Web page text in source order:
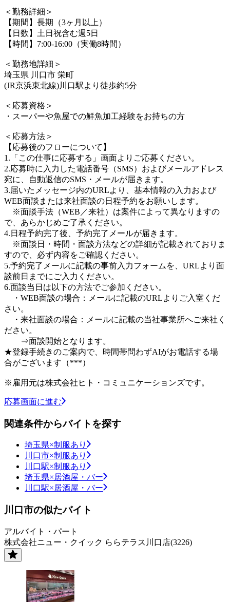
＜勤務詳細＞
【期間】長期（3ヶ月以上）
【日数】土日祝含む週5日
【時間】7:00-16:00（実働8時間）
＜勤務地詳細＞
埼玉県 川口市 栄町
(JR京浜東北線)川口駅より徒歩約5分
＜応募資格＞
・スーパーや魚屋での鮮魚加工経験をお持ちの方
＜応募方法＞
【応募後のフローについて】
1.「この仕事に応募する」画面よりご応募ください。
2.応募時に入力した電話番号（SMS）およびメールアドレス
宛に、自動返信のSMS・メールが届きます。
3.届いたメッセージ内のURLより、基本情報の入力および
WEB面談または来社面談の日程予約をお願いします。
※面談手法（WEB／来社）は案件によって異なりますの
で、あらかじめご了承ください。
4.日程予約完了後、予約完了メールが届きます。
※面談日・時間・面談方法などの詳細が記載されておりま
すので、必ず内容をご確認ください。
5.予約完了メールに記載の事前入力フォームを、URLより面
談前日までにご入力ください。
6.面談当日は以下の方法でご参加ください。
・WEB面談の場合：メールに記載のURLよりご入室くだ
さい。
・来社面談の場合：メールに記載の当社事業所へご来社く
ださい。
⇒面談開始となります。
★登録手続きのご案内で、時間帯問わずAIがお電話する場
合がございます（***）
※雇用元は株式会社ヒト・コミュニケーションズです。
応募画面に進む
関連条件からバイトを探す
埼玉県×制服あり
川口市×制服あり
川口駅×制服あり
埼玉県×居酒屋・バー
川口駅×居酒屋・バー
川口市の似たバイト
アルバイト・パート
株式会社ニュー・クイック ららテラス川口店(3226)